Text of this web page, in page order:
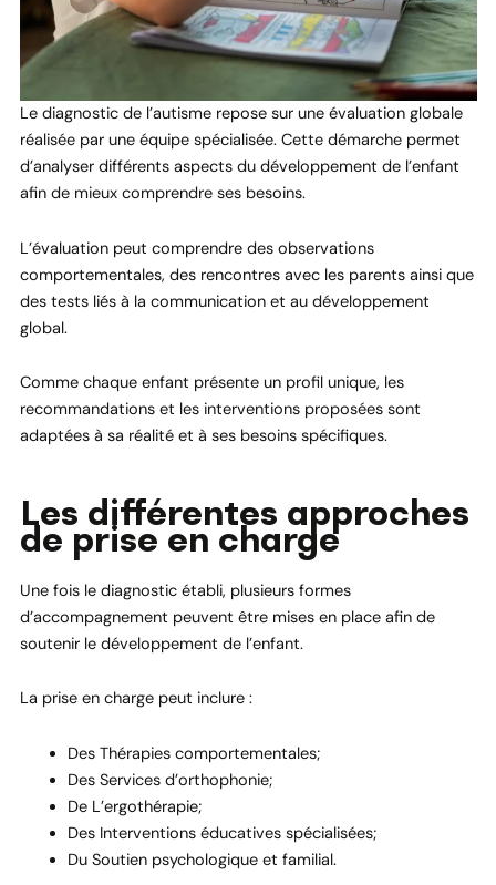
Le diagnostic de l’autisme repose sur une évaluation globale
réalisée par une équipe spécialisée. Cette démarche permet
d’analyser différents aspects du développement de l’enfant
afin de mieux comprendre ses besoins.
L’évaluation peut comprendre des observations
comportementales, des rencontres avec les parents ainsi que
des tests liés à la communication et au développement
global.
Comme chaque enfant présente un profil unique, les
recommandations et les interventions proposées sont
adaptées à sa réalité et à ses besoins spécifiques.
Les différentes approches
de prise en charge
Une fois le diagnostic établi, plusieurs formes
d’accompagnement peuvent être mises en place afin de
soutenir le développement de l’enfant.
La prise en charge peut inclure :
Des Thérapies comportementales;
Des Services d’orthophonie;
De L’ergothérapie;
Des Interventions éducatives spécialisées;
Du Soutien psychologique et familial.